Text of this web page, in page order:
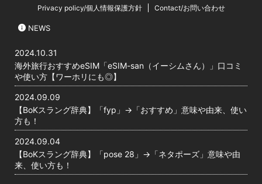
Privacy policy/個人情報保護方針 Contact/お問い合わせ
NEWS
2024.10.31
海外旅行おすすめeSIM「eSIM-san（イーシムさん）」口コミ
や使い方【ワーホリにも◎】
2024.09.09
【BoKスラング辞典】「fyp」→「おすすめ」意味や由来、使い
方も！
2024.09.04
【BoKスラング辞典】「pose 28」→「ネタポーズ」意味や由
来、使い方も！